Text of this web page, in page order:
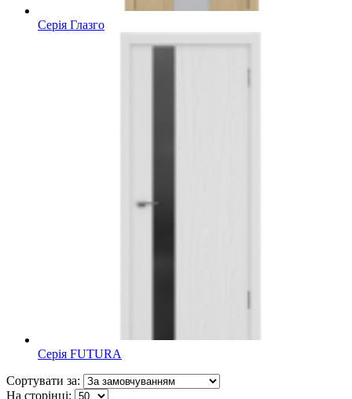
Серія Глазго
Серія FUTURA
Сортувати за:
На сторінці: